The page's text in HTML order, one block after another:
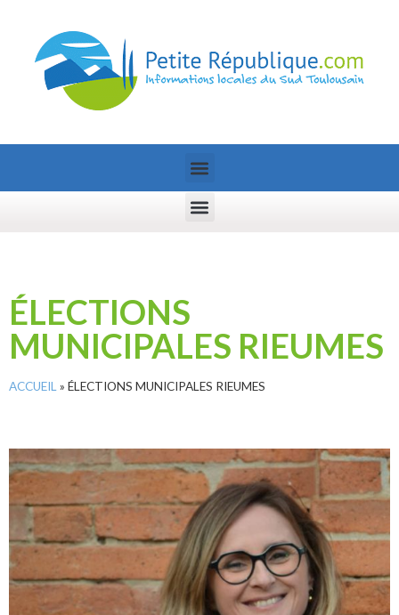
ÉLECTIONS
MUNICIPALES RIEUMES
ACCUEIL » ÉLECTIONS MUNICIPALES RIEUMES